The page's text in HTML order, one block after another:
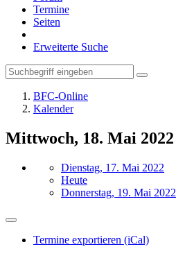
Termine
Seiten
Erweiterte Suche
BFC-Online
Kalender
Mittwoch, 18. Mai 2022
Dienstag, 17. Mai 2022
Heute
Donnerstag, 19. Mai 2022
Termine exportieren (iCal)